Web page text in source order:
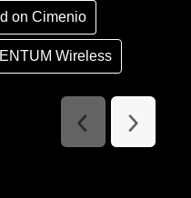
on Cimenio
Wireless
Previous
Reviews
Next
Reviews